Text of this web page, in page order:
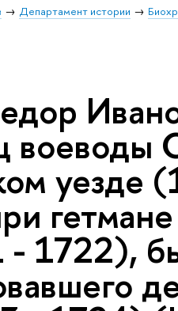
Департамент истории
воеводы
уезде
гетмане
1722),